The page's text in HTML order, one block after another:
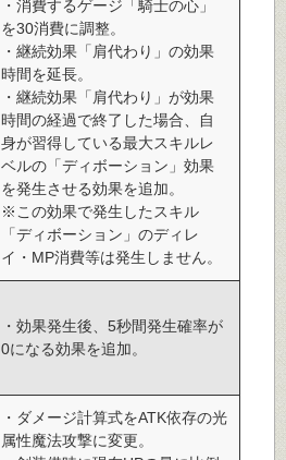
・消費するゲージ「騎士の心」
を30消費に調整。
・継続効果「肩代わり」の効果
時間を延長。
・継続効果「肩代わり」が効果
時間の経過で終了した場合、自
身が習得している最大スキルレ
ベルの「ディボーション」効果
を発生させる効果を追加。
※この効果で発生したスキル
「ディボーション」のディレ
イ・MP消費等は発生しません。
・効果発生後、5秒間発生確率が
0になる効果を追加。
・ダメージ計算式をATK依存の光
属性魔法攻撃に変更。